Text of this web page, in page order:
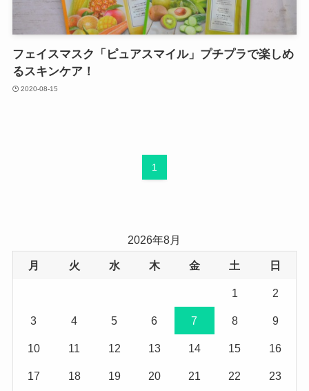
フェイスマスク「ピュアスマイル」プチプラで楽しめ
るスキンケア！
2020-08-15
1
2026年8月
月 火 水 木 金 土 日
1 2
3 4 5 6 7 8 9
10 11 12 13 14 15 16
17 18 19 20 21 22 23